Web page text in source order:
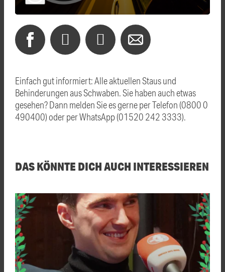
Einfach gut informiert: Alle aktuellen Staus und
Behinderungen aus Schwaben. Sie haben auch etwas
gesehen? Dann melden Sie es gerne per Telefon (0800 0
490400) oder per WhatsApp (01520 242 3333).
DAS KÖNNTE DICH AUCH INTERESSIEREN